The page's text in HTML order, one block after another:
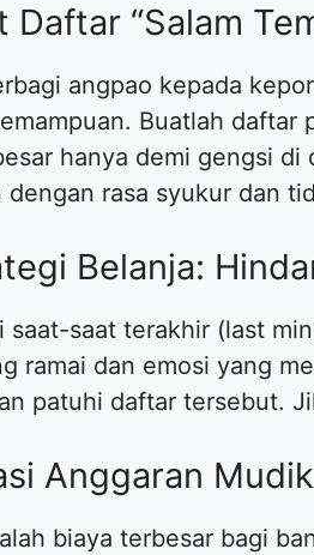
Daftar “Salam
angpao kepada
Buatlah daftar
hanya demi gengsi
dengan rasa syukur dan
Belanja:
saat-saat terakhir (last
ramai dan emosi yang
patuhi daftar tersebut.
Anggaran
biaya terbesar bagi